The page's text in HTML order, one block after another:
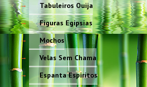
Tabuleiros Ouija
Figuras Egípsias
Mochos
Velas Sem Chama
Espanta Espiritos